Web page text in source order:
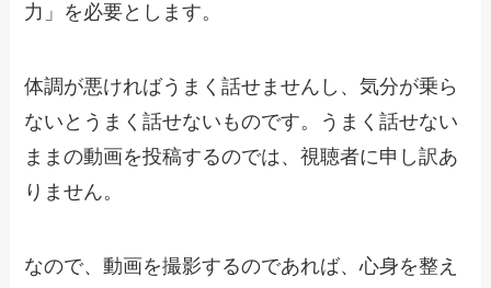
力」を必要とします。
体調が悪ければうまく話せませんし、気分が乗ら
ないとうまく話せないものです。うまく話せない
ままの動画を投稿するのでは、視聴者に申し訳あ
りません。
なので、動画を撮影するのであれば、心身を整え